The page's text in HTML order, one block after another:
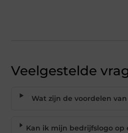
Veelgestelde
Wat zijn de voordelen
Kan ik mijn bedrijfslogo op